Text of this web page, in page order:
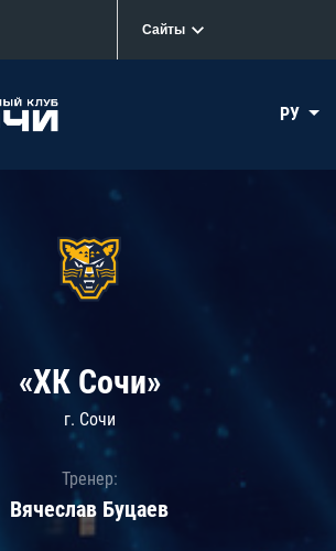
Сайты
РУ
«ХК Сочи»
г. Сочи
Тренер:
Вячеслав Буцаев